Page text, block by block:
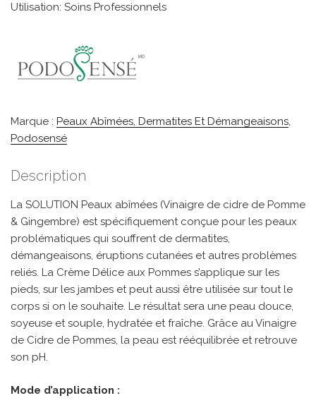
Utilisation: Soins Professionnels
Marque : Peaux Abîmées, Dermatites Et Démangeaisons,
Podosensé
Description
La SOLUTION Peaux abîmées (Vinaigre de cidre de Pomme
& Gingembre) est spécifiquement conçue pour les peaux
problématiques qui souffrent de dermatites,
démangeaisons, éruptions cutanées et autres problèmes
reliés. La Crème Délice aux Pommes s’applique sur les
pieds, sur les jambes et peut aussi être utilisée sur tout le
corps si on le souhaite. Le résultat sera une peau douce,
soyeuse et souple, hydratée et fraîche. Grâce au Vinaigre
de Cidre de Pommes, la peau est rééquilibrée et retrouve
son pH.
Mode d’application :